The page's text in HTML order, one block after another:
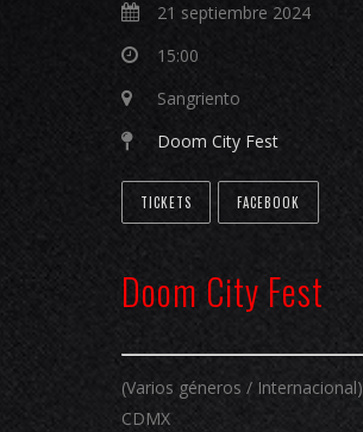
21 septiembre 2024
15:00
Sangriento
Doom City Fest
TICKETS FACEBOOK
Doom City Fest
(Varios géneros / Internacional)
CDMX